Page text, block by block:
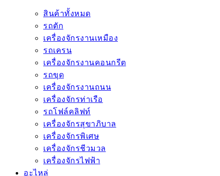
สินค้าทั้งหมด
รถตัก
เครื่องจักรงานเหมือง
รถเครน
เครื่องจักรงานคอนกรีต
รถขุด
เครื่องจักรงานถนน
เครื่องจักรท่าเรือ
รถโฟล์คลิฟท์
เครื่องจักรสุขาภิบาล
เครื่องจักรพิเศษ
เครื่องจักรชีวมวล
เครื่องจักรไฟฟ้า
อะไหล่